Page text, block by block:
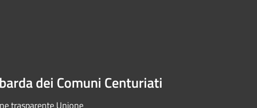
dei Comuni Centuriati
trasparente Unione